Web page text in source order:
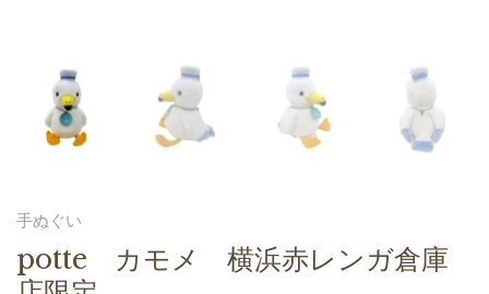
手ぬぐい
potte カモメ 横浜赤レンガ倉庫